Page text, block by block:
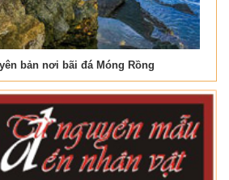
bản nơi bãi đá Móng Rồng